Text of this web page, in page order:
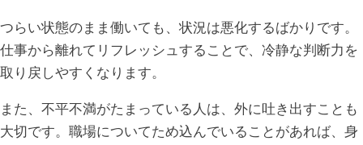
つらい状態のまま働いても、状況は悪化するばかりです。
仕事から離れてリフレッシュすることで、冷静な判断力を
取り戻しやすくなります。
また、不平不満がたまっている人は、外に吐き出すことも
大切です。職場についてため込んでいることがあれば、身